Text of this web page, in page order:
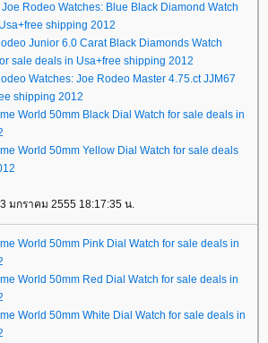
Rodeo Watches: Blue Black Diamond Watch
shipping 2012
Junior 6.0 Carat Black Diamonds Watch
sale deals in Usa+free shipping 2012
Watches: Joe Rodeo Master 4.75.ct JJM67
shipping 2012
World 50mm Black Dial Watch for sale deals in
World 50mm Yellow Dial Watch for sale deals
มกราคม 2555 18:17:35 น.
World 50mm Pink Dial Watch for sale deals in
World 50mm Red Dial Watch for sale deals in
World 50mm White Dial Watch for sale deals in